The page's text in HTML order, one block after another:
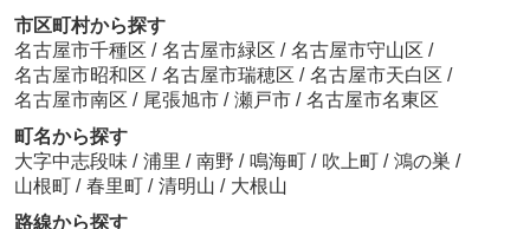
市区町村から探す
名古屋市千種区 / 名古屋市緑区 / 名古屋市守山区 /
名古屋市昭和区 / 名古屋市瑞穂区 / 名古屋市天白区 /
名古屋市南区 / 尾張旭市 / 瀬戸市 / 名古屋市名東区
町名から探す
大字中志段味 / 浦里 / 南野 / 鳴海町 / 吹上町 / 鴻の巣 /
山根町 / 春里町 / 清明山 / 大根山
路線から探す